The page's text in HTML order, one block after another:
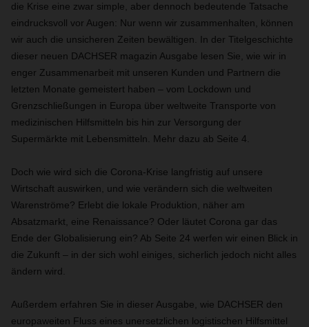
die Krise eine zwar simple, aber dennoch bedeutende Tatsache
eindrucksvoll vor Augen: Nur wenn wir zusammenhalten, können
wir auch die unsicheren Zeiten bewältigen. In der Titelgeschichte
dieser neuen DACHSER magazin Ausgabe lesen Sie, wie wir in
enger Zusammenarbeit mit unseren Kunden und Partnern die
letzten Monate gemeistert haben – vom Lockdown und
Grenzschließungen in Europa über weltweite Transporte von
medizinischen Hilfsmitteln bis hin zur Versorgung der
Supermärkte mit Lebensmitteln. Mehr dazu ab Seite 4.
Doch wie wird sich die Corona-Krise langfristig auf unsere
Wirtschaft auswirken, und wie verändern sich die weltweiten
Warenströme? Erlebt die lokale Produktion, näher am
Absatzmarkt, eine Renaissance? Oder läutet Corona gar das
Ende der Globalisierung ein? Ab Seite 24 werfen wir einen Blick in
die Zukunft – in der sich wohl einiges, sicherlich jedoch nicht alles
ändern wird.
Außerdem erfahren Sie in dieser Ausgabe, wie DACHSER den
europaweiten Fluss eines unersetzlichen logistischen Hilfsmittel